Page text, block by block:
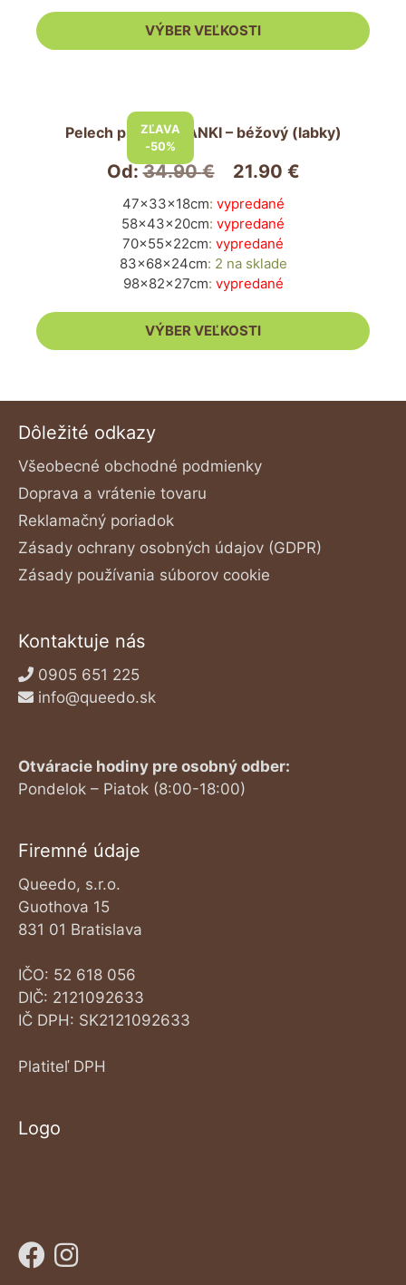
VÝBER VEĽKOSTI
vybrať
stránke
ZĽAVA
-50%
Pelech pre psa PIANKI – béžový (labky)
Od:34.90€ 21.90 €
47x33x18cm: vypredané
58x43x20cm: vypredané
70x55x22cm: vypredané
83x68x24cm: 2 na sklade
98x82x27cm: vypredané
VÝBER VEĽKOSTI
stránke
produktu.
Dôležité odkazy
Všeobecné obchodné podmienky
Doprava a vrátenie tovaru
Reklamačný poriadok
Zásady ochrany osobných údajov (GDPR)
Zásady používania súborov cookie
Kontaktuje nás
0905 651 225
info@queedo.sk
Otváracie hodiny pre osobný odber:
Pondelok – Piatok (8:00-18:00)
Firemné údaje
Queedo, s.r.o.
Guothova 15
831 01 Bratislava
IČO: 52 618 056
DIČ: 2121092633
IČ DPH: SK2121092633
Platiteľ DPH
Logo